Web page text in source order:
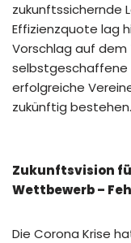
zukunftssichernde
Effizienzquote lag
Vorschlag auf
selbstgeschaffene
erfolgreiche
zukünftig bestehen.
Zukunftsvision
Wettbewerb –
Die Corona Krise